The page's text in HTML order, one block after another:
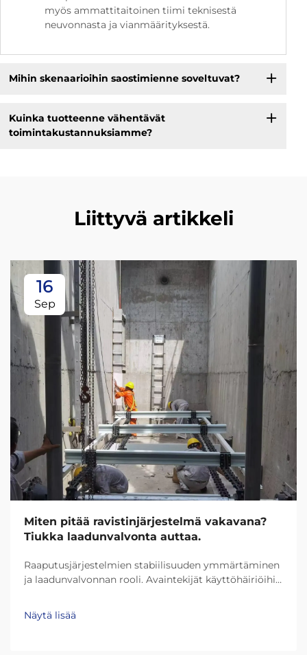
myös ammattitaitoinen tiimi teknisestä
neuvonnasta ja vianmäärityksestä.
Mihin skenaarioihin saostimienne soveltuvat?
Kuinka tuotteenne vähentävät
toimintakustannuksiamme?
Liittyvä artikkeli
16
Sep
Miten pitää ravistinjärjestelmä vakavana?
Tiukka laadunvalvonta auttaa.
Raaputusjärjestelmien stabiilisuuden ymmärtäminen
ja laadunvalvonnan rooli. Avaintekijät käyttöhäiriöihin
raaputusjärjestelmät kohtaavat ongelmia, kuten
epätasainen materiaalin kertyminen pinnalle, ketjut
Näytä lisää